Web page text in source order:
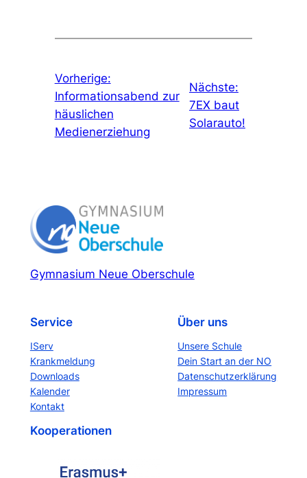
Vorherige:
Informationsabend zur
häuslichen
Medienerziehung
Nächste:
7EX baut
Solarauto!
Gymnasium Neue Oberschule
Service
IServ
Krankmeldung
Downloads
Kalender
Kontakt
Über uns
Unsere Schule
Dein Start an der NO
Datenschutzerklärung
Impressum
Kooperationen